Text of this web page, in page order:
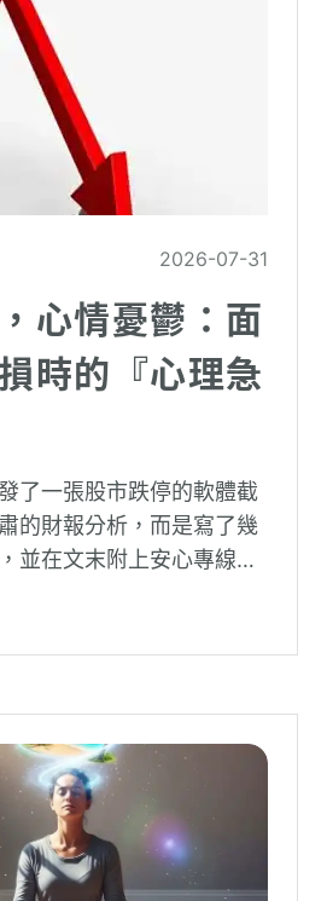
2026-07-31
心情憂鬱：面
時的『心理急
了一張股市跌停的軟體截
的財報分析，而是寫了幾
並在文末附上安心專線與
多投資人而言，螢幕上下
質連結的是個人的財務壓